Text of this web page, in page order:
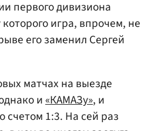
первого дивизиона
которого игра, впрочем, не
его заменил Сергей
матчах на выезде
и«КАМАЗу», и
счетом 1:3. На сей раз